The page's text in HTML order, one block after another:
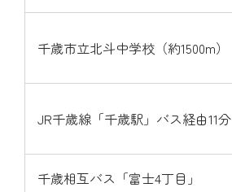
千歳市立北斗中学校（約1500m）
JR千歳線「千歳駅」バス経由11分
千歳相互バス「富士4丁目」